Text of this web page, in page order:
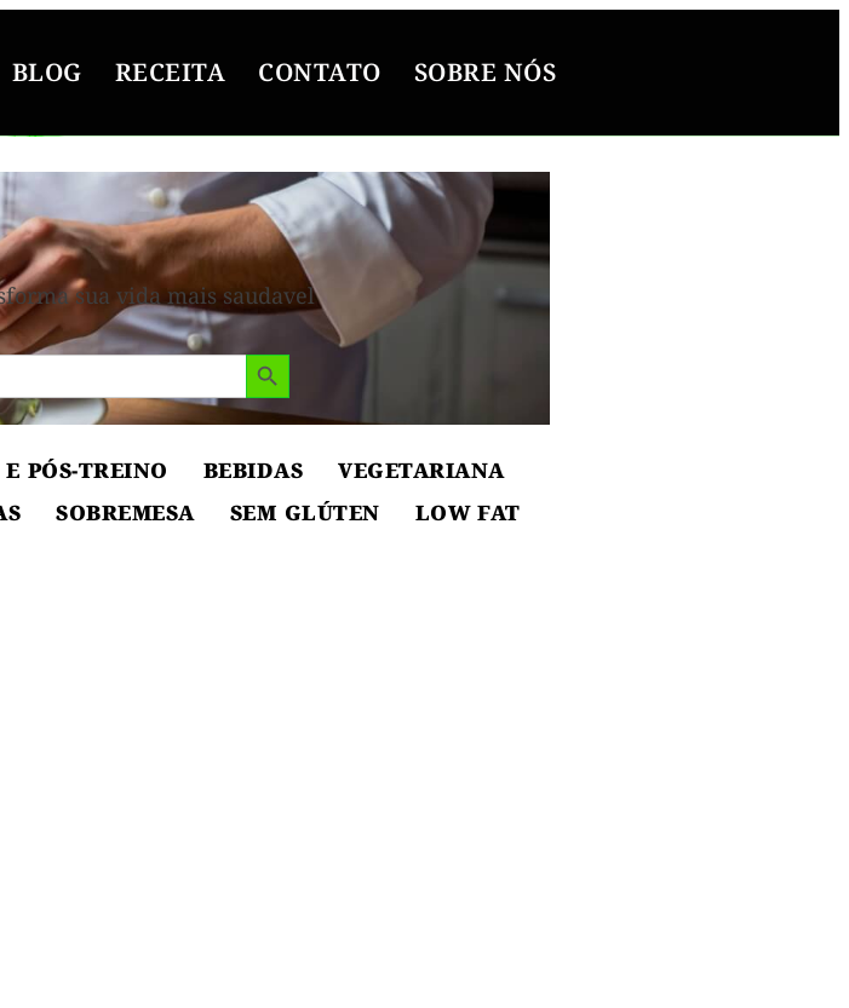
BLOG RECEITA CONTATO SOBRE NÓS
sua vida mais saudavel
Search Button
E PÓS-TREINO BEBIDAS
VEGETARIANA
SOBREMESA SEM GLÚTEN LOW FAT